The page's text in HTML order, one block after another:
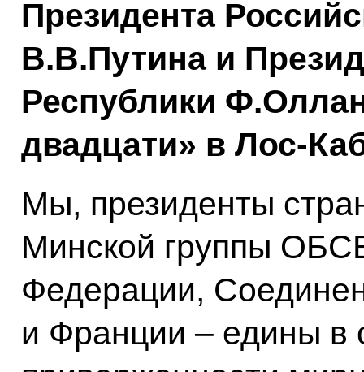
Президента
В.В.Путина и
Республики
двадцати» в Лос-
Мы, президенты
Минской группы
Федерации,
и Франции – едины в